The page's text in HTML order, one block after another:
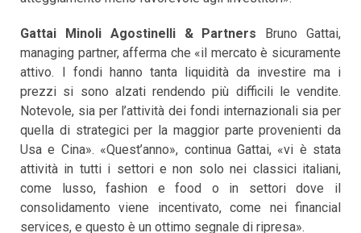
Gattai Minoli Agostinelli & Partners Bruno Gattai,
managing partner, afferma che «il mercato è sicuramente
attivo. I fondi hanno tanta liquidità da investire ma i
prezzi si sono alzati rendendo più difficili le vendite.
Notevole, sia per l’attività dei fondi internazionali sia per
quella di strategici per la maggior parte provenienti da
Usa e Cina». «Quest’anno», continua Gattai, «vi è stata
attività in tutti i settori e non solo nei classici italiani,
come lusso, fashion e food o in settori dove il
consolidamento viene incentivato, come nei financial
services, e questo è un ottimo segnale di ripresa».